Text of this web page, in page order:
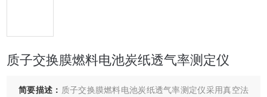
质子交换膜燃料电池炭纸透气率测定仪
简要描述： 质子交换膜燃料电池炭纸透气率测定仪采用真空法